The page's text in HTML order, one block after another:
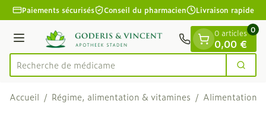
Aller au contenu
1 de 1
Paiements sécurisés Conseil du pharmacien Livraison rapide
Menu
Rechercher
Recherc
0 articles
0,00 €
0
Accueil / Régime, alimentation & vitamines / Alimentation